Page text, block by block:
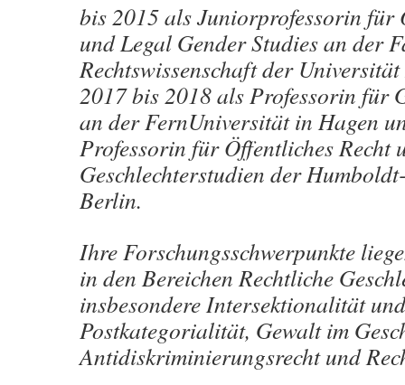
bis 2015 als Juniorprofessorin für
und Legal Gender Studies an der
Rechtswissenschaft der
2017 bis 2018 als Professorin für
an der FernUniversität in Hagen
Professorin für Öffentliches Recht
Geschlechterstudien der
Berlin.
Ihre Forschungsschwerpunkte
in den Bereichen Rechtliche
insbesondere Intersektionalität und
Postkategorialität, Gewalt im
Antidiskriminierungsrecht und